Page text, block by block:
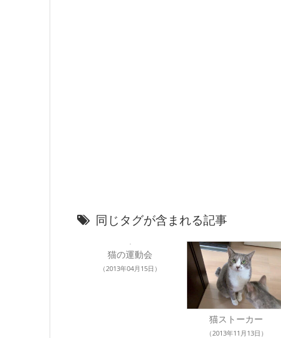
同じタグが含まれる記事
猫の運動会
（2013年04月15日）
猫ストーカー
（2013年11月13日）